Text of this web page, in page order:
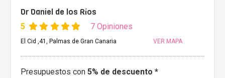
Dr Daniel de los Ríos
5 7 Opiniones
El Cid ,41, Palmas de Gran Canaria VER MAPA
Presupuestos con 5% de descuento *